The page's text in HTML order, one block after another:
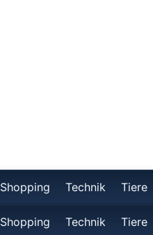
Shopping Technik Tiere
Shopping Technik Tiere